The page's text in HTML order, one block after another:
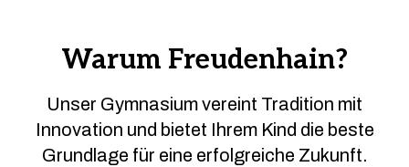
Warum Freudenhain?
Unser Gymnasium vereint Tradition mit
Innovation und bietet Ihrem Kind die beste
Grundlage für eine erfolgreiche Zukunft.